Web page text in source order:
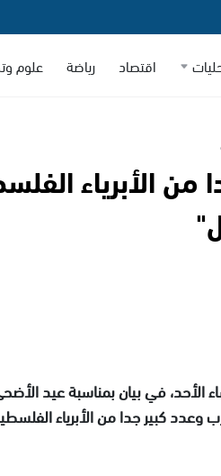
اقتصاد رياضة علوم
الأبرياء
الأحد، في بيان بمناسبة عيد
وعدد كبير جدا من الأبرياء